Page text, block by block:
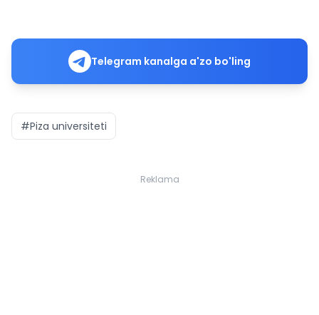
Telegram kanalga a'zo bo'ling
#Piza universiteti
Reklama